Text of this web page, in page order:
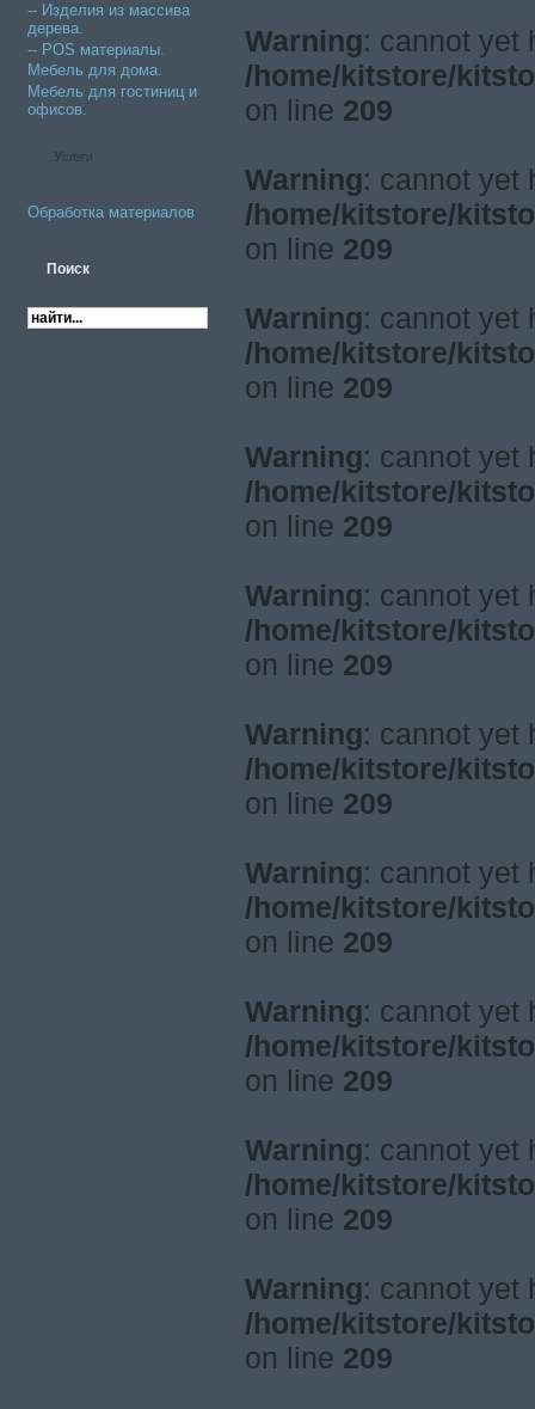
-- Изделия из массива
дерева.
-- POS материалы.
Мебель для дома.
Мебель для гостиниц и
офисов.
Услуги
Обработка материалов
Warning: cannot yet
/home/kitstore/
on line 209
Warning: cannot yet
/home/kitstore/
on line 209
Warning: cannot yet
/home/kitstore/
on line 209
Warning: cannot yet
/home/kitstore/
on line 209
Warning: cannot yet
/home/kitstore/
on line 209
Warning: cannot yet
/home/kitstore/
on line 209
Warning: cannot yet
/home/kitstore/
on line 209
Warning: cannot yet
/home/kitstore/
on line 209
Warning: cannot yet
/home/kitstore/
on line 209
Warning: cannot yet
/home/kitstore/
on line 209